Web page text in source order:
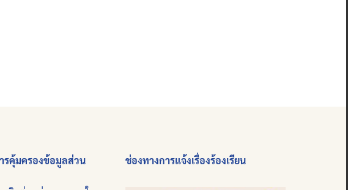
รคุ้มครองข้อมูลส่วน
ช่องทางการแจ้งเรื่องร้องเรียน